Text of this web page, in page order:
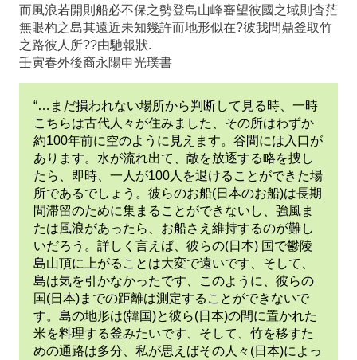
而風浪若開則船必不保之勢登島山峰審望彼國之域則杳茫
無眼杓之島其遠近未知幾許而地形似在?彼我間鼎釜取竹
之路彼人所??由馳報狀.
壬寅春外後裔永陽申光璞書
“…まだ損われない場所から判断して見る時、一時
こちらは古代人々が住みました、その所はわずか
約100年前に空のように見えます。谷間には入口が
あります。水が流れ出て、敵を放逐する略を捜し
たら、即時、一人が100人を退けることができた場
所であるでしょう。彼らのお船(日本のお船)は長期
間滞留のために集まることができないし、強風ま
たは風浪があったら、お船さえ維持するのが難し
いだろう。詳しく言えば、彼らの(日本) 国で鬱陵
島山頂に上がることは大変で遠いです、そして、
島は気を引かなかったです、このように、彼らの
国(日本)までの距離は測定することができないで
す。島の地形は(韓国)と彼ら(日本)の間に置かれた
米を料理する釜みたいです、そして、竹を移すた
めの通路は多分、私が思えばその人々(日本)によっ